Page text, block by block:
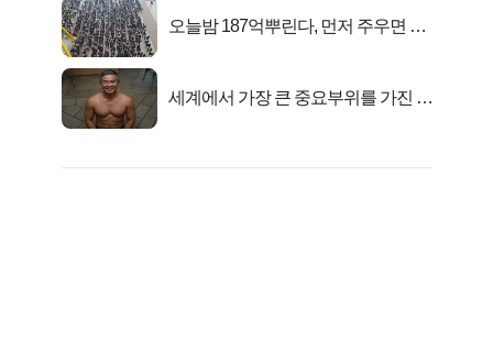
오늘밤 187억뿌린다, 먼저 주우면 최
세계에서 가장 큰 중요부위를 가진 남